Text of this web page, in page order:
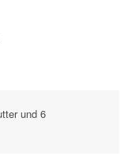
und 6